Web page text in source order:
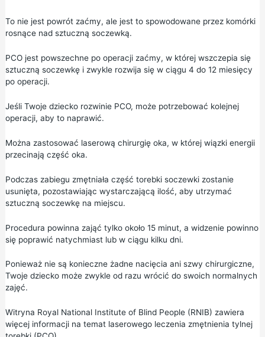
To nie jest powrót zaćmy, ale jest to spowodowane przez komórki
rosnące nad sztuczną soczewką.
PCO jest powszechne po operacji zaćmy, w której wszczepia się
sztuczną soczewkę i zwykle rozwija się w ciągu 4 do 12 miesięcy
po operacji.
Jeśli Twoje dziecko rozwinie PCO, może potrzebować kolejnej
operacji, aby to naprawić.
Można zastosować laserową chirurgię oka, w której wiązki energii
przecinają część oka.
Podczas zabiegu zmętniała część torebki soczewki zostanie
usunięta, pozostawiając wystarczającą ilość, aby utrzymać
sztuczną soczewkę na miejscu.
Procedura powinna zająć tylko około 15 minut, a widzenie powinno
się poprawić natychmiast lub w ciągu kilku dni.
Ponieważ nie są konieczne żadne nacięcia ani szwy chirurgiczne,
Twoje dziecko może zwykle od razu wrócić do swoich normalnych
zajęć.
Witryna Royal National Institute of Blind People (RNIB) zawiera
więcej informacji na temat laserowego leczenia zmętnienia tylnej